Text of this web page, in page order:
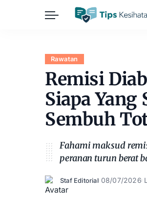
Kehamilan
Kesihatan Mental
Seksualiti
Nutrisi
Kesihatan Digital
Sains Sukan
Estetik
Rawatan
Remisi
Siapa Yang
Sembuh
Fahami maksud
peranan turun berat
Posted
by
Staf Editorial 08/07/2026